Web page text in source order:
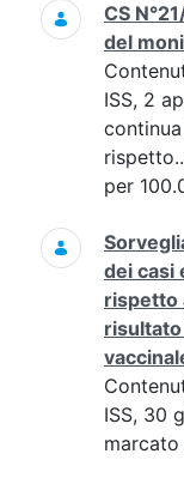
CS
del
ISS, 2
per
dei casi
rispetto
risultato
ISS, 30
marcato